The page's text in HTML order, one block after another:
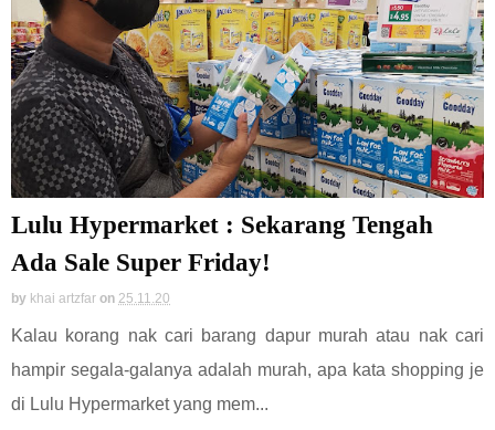
Lulu Hypermarket : Sekarang Tengah
Ada Sale Super Friday!
by khai artzfar on 25.11.20
Kalau korang nak cari barang dapur murah atau nak cari
hampir segala-galanya adalah murah, apa kata shopping je
di Lulu Hypermarket yang mem...